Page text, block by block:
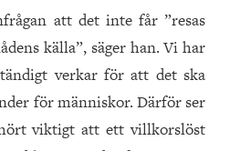
att det inte får ”resas
källa”, säger han. Vi har
verkar för att det ska
för människor. Därför ser
viktigt att ett villkorslöst